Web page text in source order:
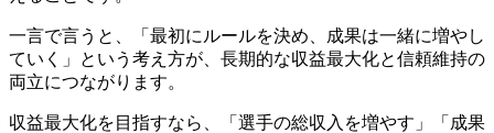
一言で言うと、「最初にルールを決め、成果は一緒に増やし
ていく」という考え方が、長期的な収益最大化と信頼維持の
両立につながります。
収益最大化を目指すなら、「選手の総収入を増やす」「成果